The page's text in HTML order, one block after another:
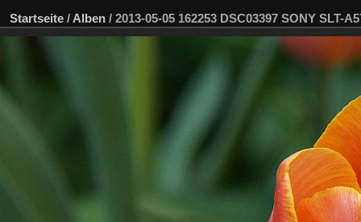
Startseite / Alben / 2013-05-05 162253 DSC03397 SONY SLT-